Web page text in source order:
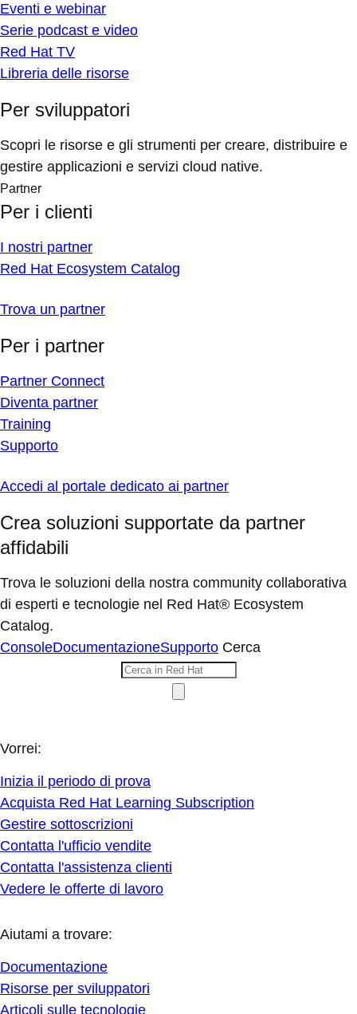
Eventi e webinar
Serie podcast e video
Red Hat TV
Libreria delle risorse
Per sviluppatori
Scopri le risorse e gli strumenti per creare, distribuire e
gestire applicazioni e servizi cloud native.
Partner
Per i clienti
I nostri partner
Red Hat Ecosystem Catalog
Trova un partner
Per i partner
Partner Connect
Diventa partner
Training
Supporto
Accedi al portale dedicato ai partner
Crea soluzioni supportate da partner
affidabili
Trova le soluzioni della nostra community collaborativa
di esperti e tecnologie nel Red Hat® Ecosystem
Catalog.
ConsoleDocumentazioneSupporto Cerca
Vorrei:
Inizia il periodo di prova
Acquista Red Hat Learning Subscription
Gestire sottoscrizioni
Contatta l'ufficio vendite
Contatta l'assistenza clienti
Vedere le offerte di lavoro
Aiutami a trovare:
Documentazione
Risorse per sviluppatori
Articoli sulle tecnologie